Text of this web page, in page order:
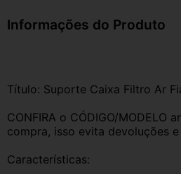
Informações do Produto
Título: Suporte Caixa Filtro Ar
CONFIRA o CÓDIGO/MODELO
compra, isso evita devoluções
Características: